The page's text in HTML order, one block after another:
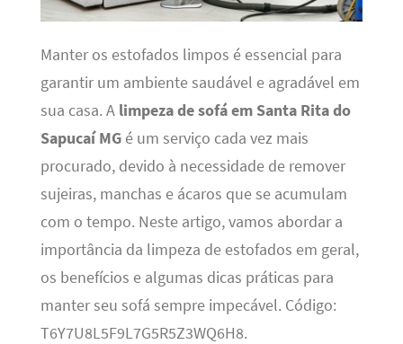
Manter os estofados limpos é essencial para
garantir um ambiente saudável e agradável em
sua casa. A limpeza de sofá em Santa Rita do
Sapucaí MGé um serviço cada vez mais
procurado, devido à necessidade de remover
sujeiras, manchas e ácaros que se acumulam
com o tempo. Neste artigo, vamos abordar a
importância da limpeza de estofados em geral,
os benefícios e algumas dicas práticas para
manter seu sofá sempre impecável. Código:
T6Y7U8L5F9L7G5R5Z3WQ6H8.